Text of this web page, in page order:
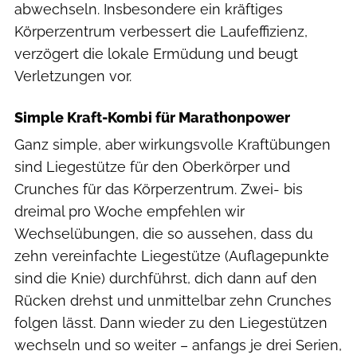
abwechseln. Insbesondere ein kräftiges
Körperzentrum verbessert die Laufeffizienz,
verzögert die lokale Ermüdung und beugt
Verletzungen vor.
Simple Kraft-Kombi für Marathonpower
Ganz simple, aber wirkungsvolle Kraftübungen
sind Liegestütze für den Oberkörper und
Crunches für das Körperzentrum. Zwei- bis
dreimal pro Woche empfehlen wir
Wechselübungen, die so aussehen, dass du
zehn vereinfachte Liegestütze (Auflagepunkte
sind die Knie) durchführst, dich dann auf den
Rücken drehst und unmittelbar zehn Crunches
folgen lässt. Dann wieder zu den Liegestützen
wechseln und so weiter – anfangs je drei Serien,